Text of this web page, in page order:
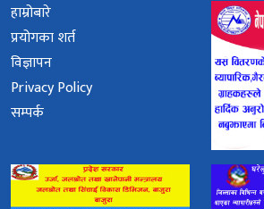
हाम्रोबारे
प्रयोगका शर्त
विज्ञापन
Privacy Policy
सम्पर्क